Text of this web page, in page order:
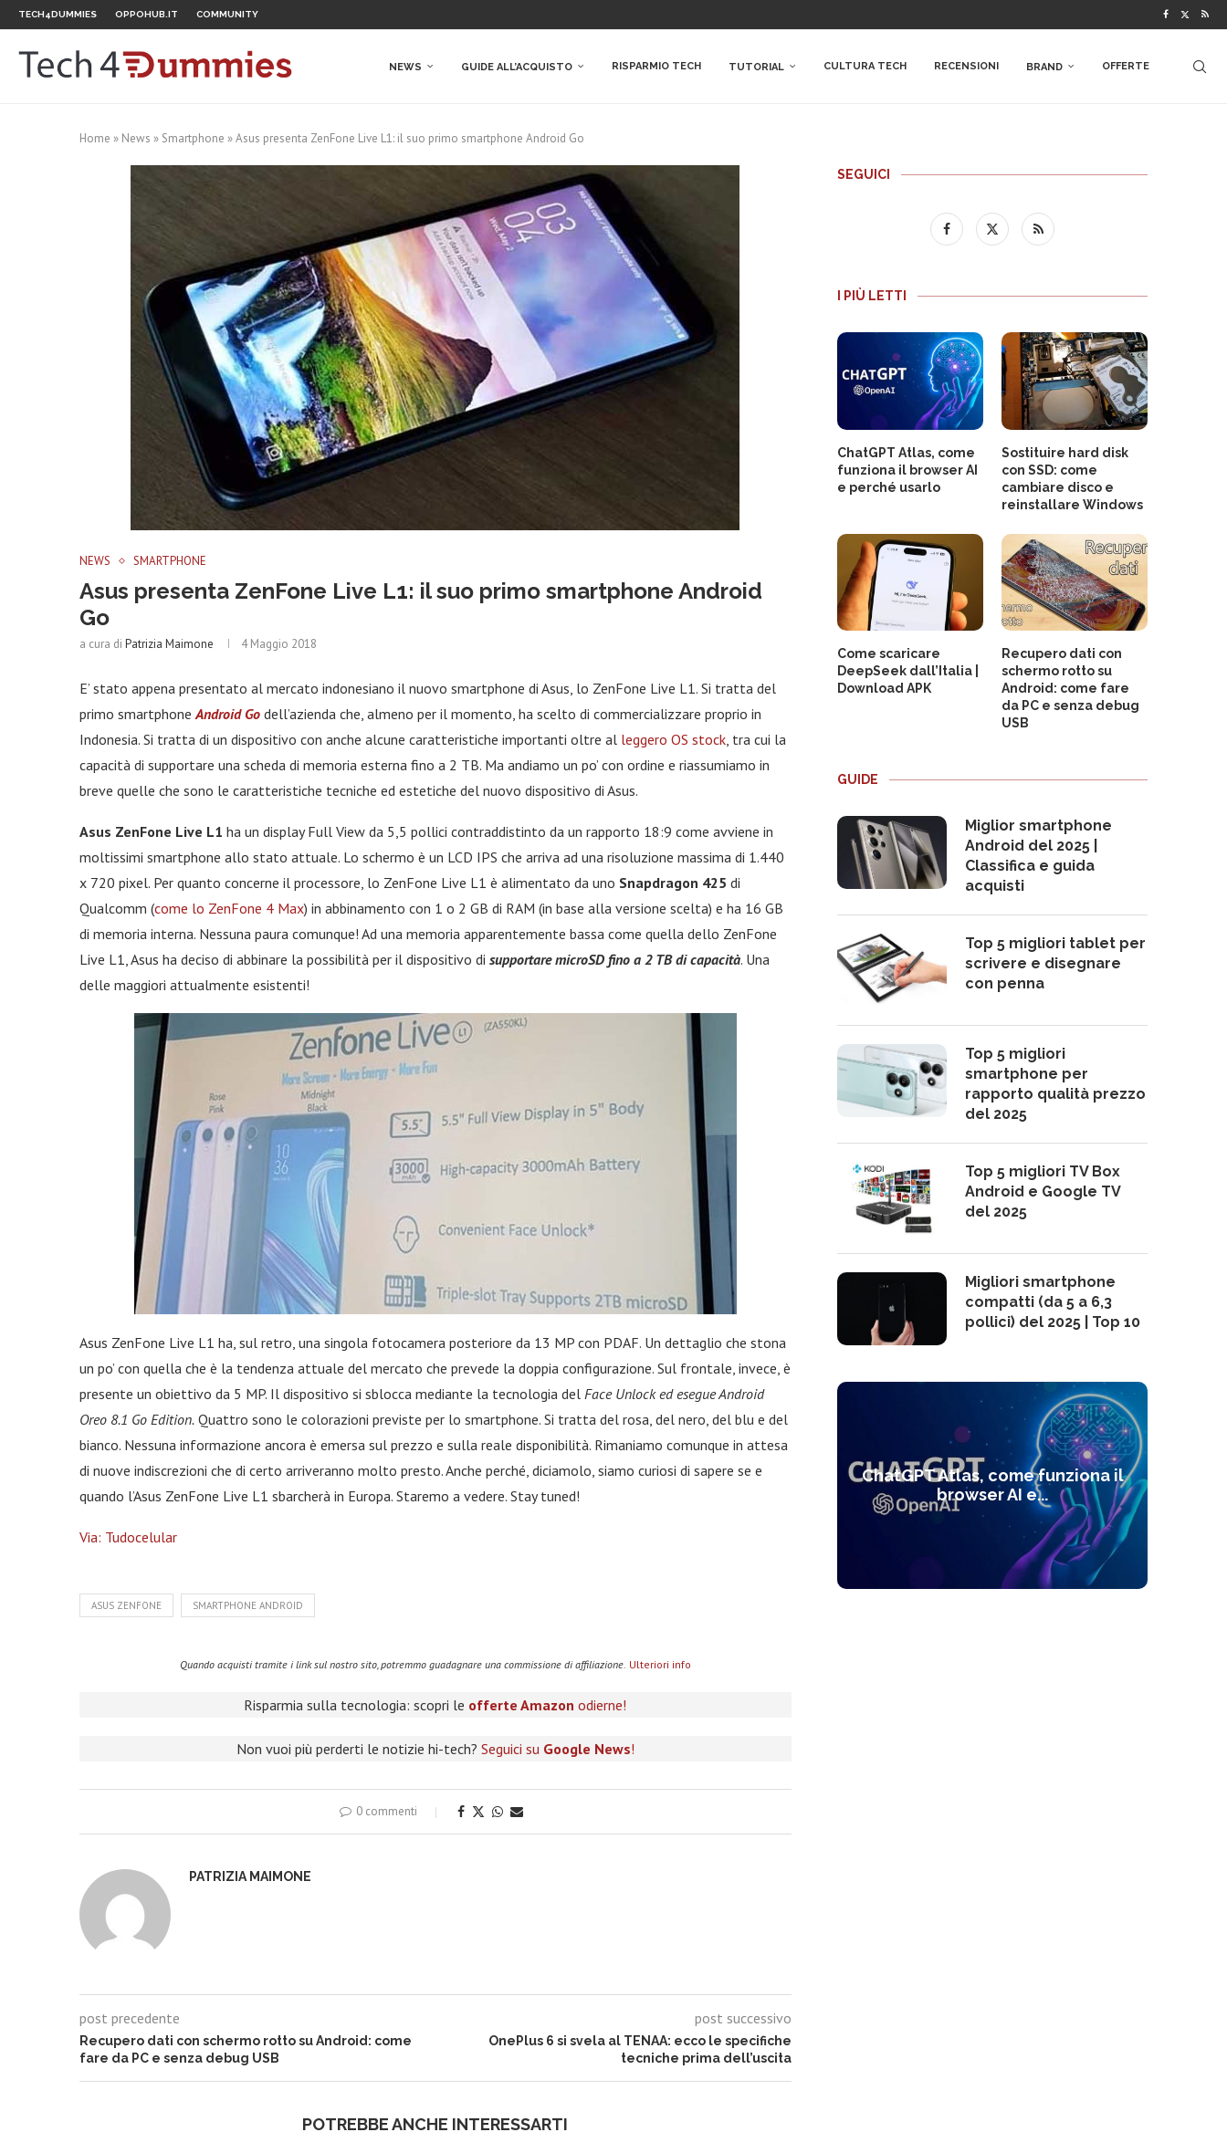
TECH4DUMMIES OPPOHUB.IT COMMUNITY
NEWS GUIDE ALL’ACQUISTO RISPARMIO TECH TUTORIAL CULTURA TECH RECENSIONI BRAND OFFERTE
Home » News » Smartphone »Asus presenta ZenFone Live L1: il suo primo smartphone Android Go
NEWS SMARTPHONE
Asus presenta ZenFone Live L1: il suo primo smartphone Android
Go
a cura di Patrizia Maimone 4 Maggio 2018
E’ stato appena presentato al mercato indonesiano il nuovo smartphone di Asus, lo ZenFone Live L1. Si tratta del
primo smartphoneAndroid Go dell’azienda che, almeno per il momento, ha scelto di commercializzare proprio in
Indonesia. Si tratta di un dispositivo con anche alcune caratteristiche importanti oltre al leggero OS stock, tra cui la
capacità di supportare una scheda di memoria esterna fino a 2 TB. Ma andiamo un po’ con ordine e riassumiamo in
breve quelle che sono le caratteristiche tecniche ed estetiche del nuovo dispositivo di Asus.
Asus ZenFone Live L1 ha un display Full View da 5,5 pollici contraddistinto da un rapporto 18:9 come avviene in
moltissimi smartphone allo stato attuale. Lo schermo è un LCD IPS che arriva ad una risoluzione massima di 1.440
x 720 pixel. Per quanto concerne il processore, lo ZenFone Live L1 è alimentato da uno Snapdragon 425 di
Qualcomm (come lo ZenFone 4 Max) in abbinamento con 1 o 2 GB di RAM (in base alla versione scelta) e ha 16 GB
di memoria interna. Nessuna paura comunque! Ad una memoria apparentemente bassa come quella dello ZenFone
Live L1, Asus ha deciso di abbinare la possibilità per il dispositivo di supportare microSD fino a 2 TB di capacità. Una
delle maggiori attualmente esistenti!
Asus ZenFone Live L1 ha, sul retro, una singola fotocamera posteriore da 13 MP con PDAF. Un dettaglio che stona
un po’ con quella che è la tendenza attuale del mercato che prevede la doppia configurazione. Sul frontale, invece, è
presente un obiettivo da 5 MP. Il dispositivo si sblocca mediante la tecnologia del Face Unlock ed esegue Android
Oreo 8.1 Go Edition. Quattro sono le colorazioni previste per lo smartphone. Si tratta del rosa, del nero, del blu e del
bianco. Nessuna informazione ancora è emersa sul prezzo e sulla reale disponibilità. Rimaniamo comunque in attesa
di nuove indiscrezioni che di certo arriveranno molto presto. Anche perché, diciamolo, siamo curiosi di sapere se e
quando l’Asus ZenFone Live L1 sbarcherà in Europa. Staremo a vedere. Stay tuned!
Via: Tudocelular
ASUS ZENFONE SMARTPHONE ANDROID
Quando acquisti tramite i link sul nostro sito, potremmo guadagnare una commissione di affiliazione. Ulteriori info
Risparmia sulla tecnologia: scopri le offerte Amazon odierne!
Non vuoi più perderti le notizie hi-tech? Seguici su Google News!
0 commenti
PATRIZIA MAIMONE
post precedente
Recupero dati con schermo rotto su Android: come
fare da PC e senza debug USB
post successivo
OnePlus 6 si svela al TENAA: ecco le specifiche
tecniche prima dell’uscita
POTREBBE ANCHE INTERESSARTI
SEGUICI
I PIÙ LETTI
ChatGPT Atlas, come
funziona il browser AI
e perché usarlo
Sostituire hard disk
con SSD: come
cambiare disco e
reinstallare Windows
Come scaricare
DeepSeek dall’Italia |
Download APK
Recupero dati con
schermo rotto su
Android: come fare
da PC e senza debug
USB
GUIDE
Miglior smartphone
Android del 2025 |
Classifica e guida
acquisti
Top 5 migliori tablet per
scrivere e disegnare
con penna
Top 5 migliori
smartphone per
rapporto qualità prezzo
del 2025
Top 5 migliori TV Box
Android e Google TV
del 2025
Migliori smartphone
compatti (da 5 a 6,3
pollici) del 2025 | Top 10
ChatGPT Atlas, come funziona il
browser AI e...